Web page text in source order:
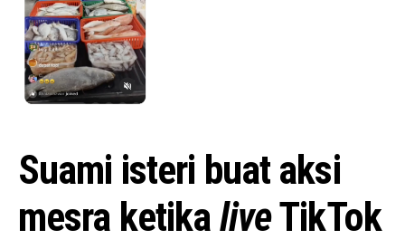
Suami isteri buat aksi
mesra ketikaliveTikTok